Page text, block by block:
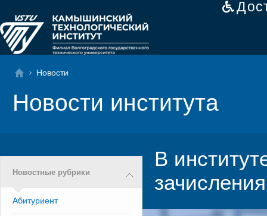
Новости
Новости института
Новостные рубрики
Абитуриент
В